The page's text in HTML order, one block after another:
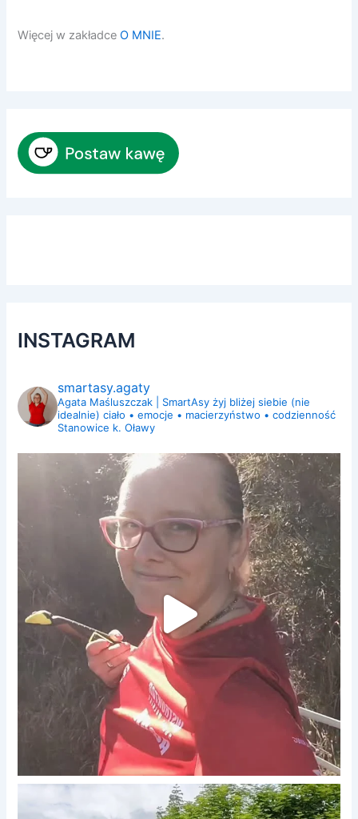
Więcej w zakładceO MNIE.
INSTAGRAM
smartasy.agaty
Agata Maśluszczak | SmartAsy żyj bliżej siebie (nie
idealnie) ciało • emocje • macierzyństwo • codzienność
Stanowice k. Oławy